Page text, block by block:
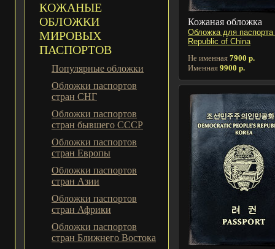
КОЖАНЫЕ
ОБЛОЖКИ
МИРОВЫХ
ПАСПОРТОВ
Популярные обложки
Обложки паспортов
стран СНГ
Обложки паспортов
стран бывшего СССР
Обложки паспортов
стран Европы
Обложки паспортов
стран Азии
Обложки паспортов
стран Африки
Обложки паспортов
стран Ближнего Востока
Кожаная обложка
Обложка для паспорта
Republic of China
Не именная 7900 р.
Именная 9900 р.